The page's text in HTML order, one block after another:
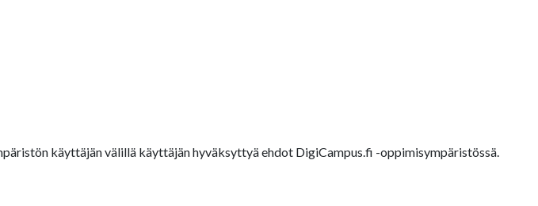
käyttäjän välillä käyttäjän hyväksyttyä ehdot DigiCampus.fi -oppimisympäristössä.